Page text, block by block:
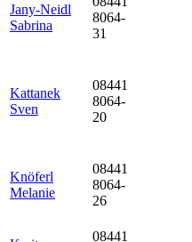
Jany-Neidl
Sabrina
8064-
31
Kattanek
Sven
08441
8064-
20
Knöferl
Melanie
08441
8064-
26
08441